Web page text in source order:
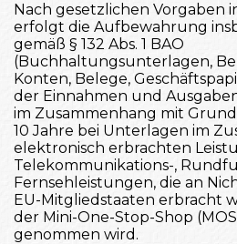
Nach gesetzlichen Vorgaben
erfolgt die Aufbewahrung
gemäß § 132 Abs. 1 BAO
(Buchhaltungsunterlagen,
Konten, Belege,
der Einnahmen und
im Zusammenhang mit
10 Jahre bei Unterlagen im
elektronisch erbrachten
Telekommunikations-,
Fernsehleistungen, die an
EU-Mitgliedstaaten erbracht
der Mini-One-Stop-Shop
genommen wird.